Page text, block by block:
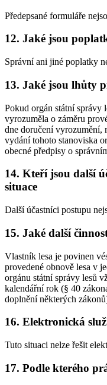
Předepsané formuláře
12. Jaké jsou
Správní ani jiné poplatky
13. Jaké jsou lhůty
Pokud orgán státní správy
vyrozuměla o záměru
dne doručení vyrozumění,
vydání tohoto stanoviska
obecné předpisy o
14. Kteří jsou další
situace
Další účastníci postupu
15. Jaké další
Vlastník lesa je povinen
provedené obnově lesa v
orgánu státní správy lesů
kalendářní rok (§ 40
doplnění některých
16. Elektronická
Tuto situaci nelze řešit
17. Podle kterého